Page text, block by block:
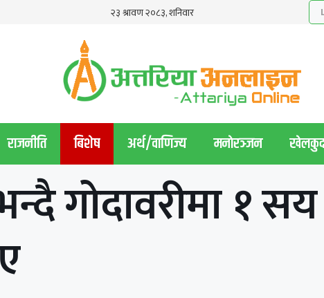
राजनीति बिशेष अर्थ/वाणिज्य मनाेरञ्जन
गोदावरीमा १ सय